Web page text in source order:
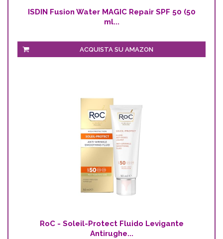
ISDIN Fusion Water MAGIC Repair SPF 50 (50
ml...
ACQUISTA SU AMAZON
RoC - Soleil-Protect Fluido Levigante
Antirughe...